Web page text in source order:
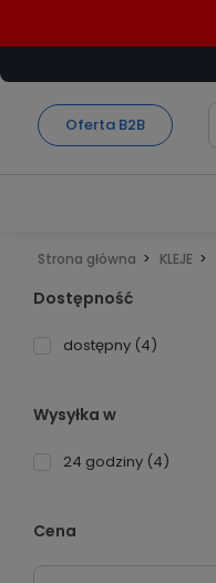
Oferta B2B
Strona główna KLEJE
Dostępność
dostępny (4)
Wysyłka w
24 godziny (4)
Cena